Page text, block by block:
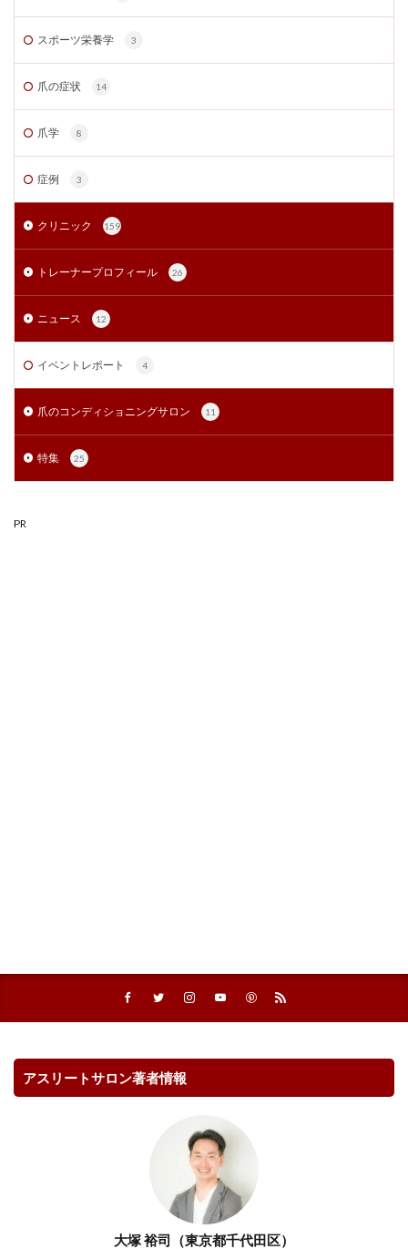
スポーツ栄養学 3
爪の症状 14
爪学 8
症例 3
クリニック 159
トレーナープロフィール 26
ニュース 12
イベントレポート 4
爪のコンディショニングサロン 11
特集 25
PR
アスリートサロン著者情報
大塚 裕司（東京都千代田区）